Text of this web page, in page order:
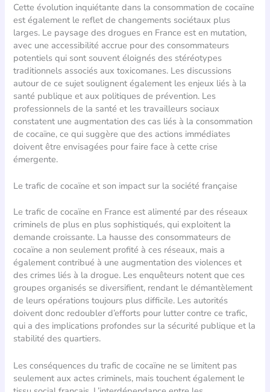
Cette évolution inquiétante dans la consommation de cocaïne
est également le reflet de changements sociétaux plus
larges. Le paysage des drogues en France est en mutation,
avec une accessibilité accrue pour des consommateurs
potentiels qui sont souvent éloignés des stéréotypes
traditionnels associés aux toxicomanes. Les discussions
autour de ce sujet soulignent également les enjeux liés à la
santé publique et aux politiques de prévention. Les
professionnels de la santé et les travailleurs sociaux
constatent une augmentation des cas liés à la consommation
de cocaïne, ce qui suggère que des actions immédiates
doivent être envisagées pour faire face à cette crise
émergente.
Le trafic de cocaïne et son impact sur la société française
Le trafic de cocaïne en France est alimenté par des réseaux
criminels de plus en plus sophistiqués, qui exploitent la
demande croissante. La hausse des consommateurs de
cocaïne a non seulement profité à ces réseaux, mais a
également contribué à une augmentation des violences et
des crimes liés à la drogue. Les enquêteurs notent que ces
groupes organisés se diversifient, rendant le démantèlement
de leurs opérations toujours plus difficile. Les autorités
doivent donc redoubler d’efforts pour lutter contre ce trafic,
qui a des implications profondes sur la sécurité publique et la
stabilité des quartiers.
Les conséquences du trafic de cocaïne ne se limitent pas
seulement aux actes criminels, mais touchent également le